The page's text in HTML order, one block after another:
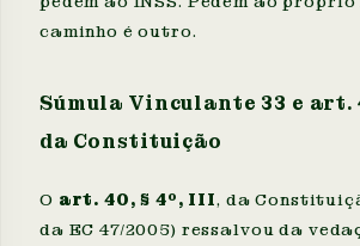
caminho é outro.
Súmula Vinculante 33 e art.
da Constituição
O art. 40, § 4º, III, da
da EC 47/2005) ressalvou da